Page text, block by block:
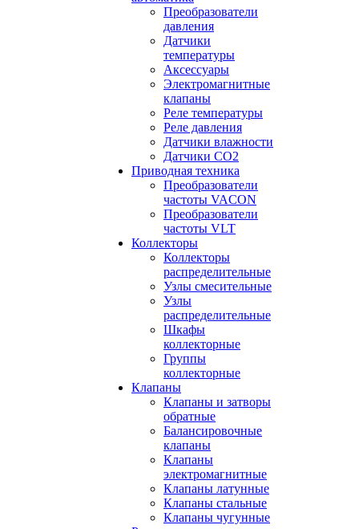
Преобразователи
давления
Датчики
температуры
Аксессуары
Электромагнитные
клапаны
Реле температуры
Реле давления
Датчики влажности
Датчики CO2
Приводная техника
Преобразователи
частоты VACON
Преобразователи
частоты VLT
Коллекторы
Коллекторы
распределительные
Узлы смесительные
Узлы
распределительные
Шкафы
коллекторные
Группы
коллекторные
Клапаны
Клапаны и затворы
обратные
Балансировочные
клапаны
Клапаны
электромагнитные
Клапаны латунные
Клапаны стальные
Клапаны чугунные